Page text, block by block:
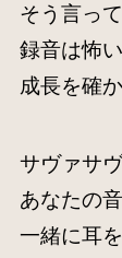
そう言っ
録音は怖
成長を確
サヴァサ
あなたの
一緒に耳